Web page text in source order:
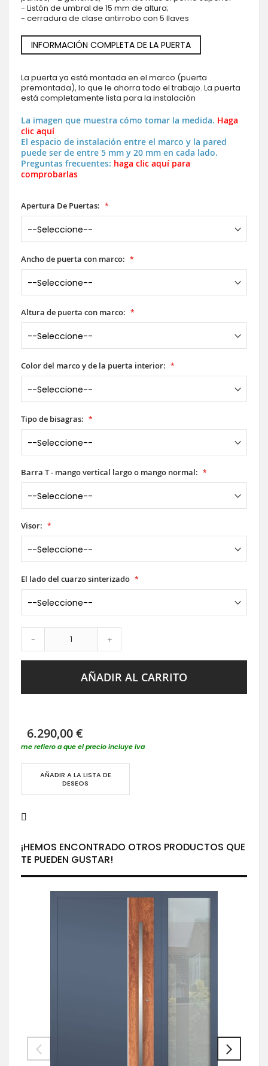
- Listón de umbral de 15 mm de altura;
- cerradura de clase antirrobo con 5 llaves
INFORMACIÓN COMPLETA DE LA PUERTA
La puerta ya está montada en el marco (puerta
premontada), lo que le ahorra todo el trabajo. La puerta
está completamente lista para la instalación
La imagen que muestra cómo tomar la medida. Haga
clic aquí
El espacio de instalación entre el marco y la pared
puede ser de entre 5 mm y 20 mm en cada lado.
Preguntas frecuentes: haga clic aquí para
comprobarlas
Apertura De Puertas:
Ancho de puerta con marco:
Altura de puerta con marco:
Color del marco y de la puerta interior:
Tipo de bisagras:
Barra T - mango vertical largo o mango normal:
Visor:
El lado del cuarzo sinterizado
- +
AÑADIR AL CARRITO
6.290,00 €
me refiero a que el precio incluye iva
AÑADIR A LA LISTA DE
DESEOS
¡HEMOS ENCONTRADO OTROS PRODUCTOS QUE
TE PUEDEN GUSTAR!